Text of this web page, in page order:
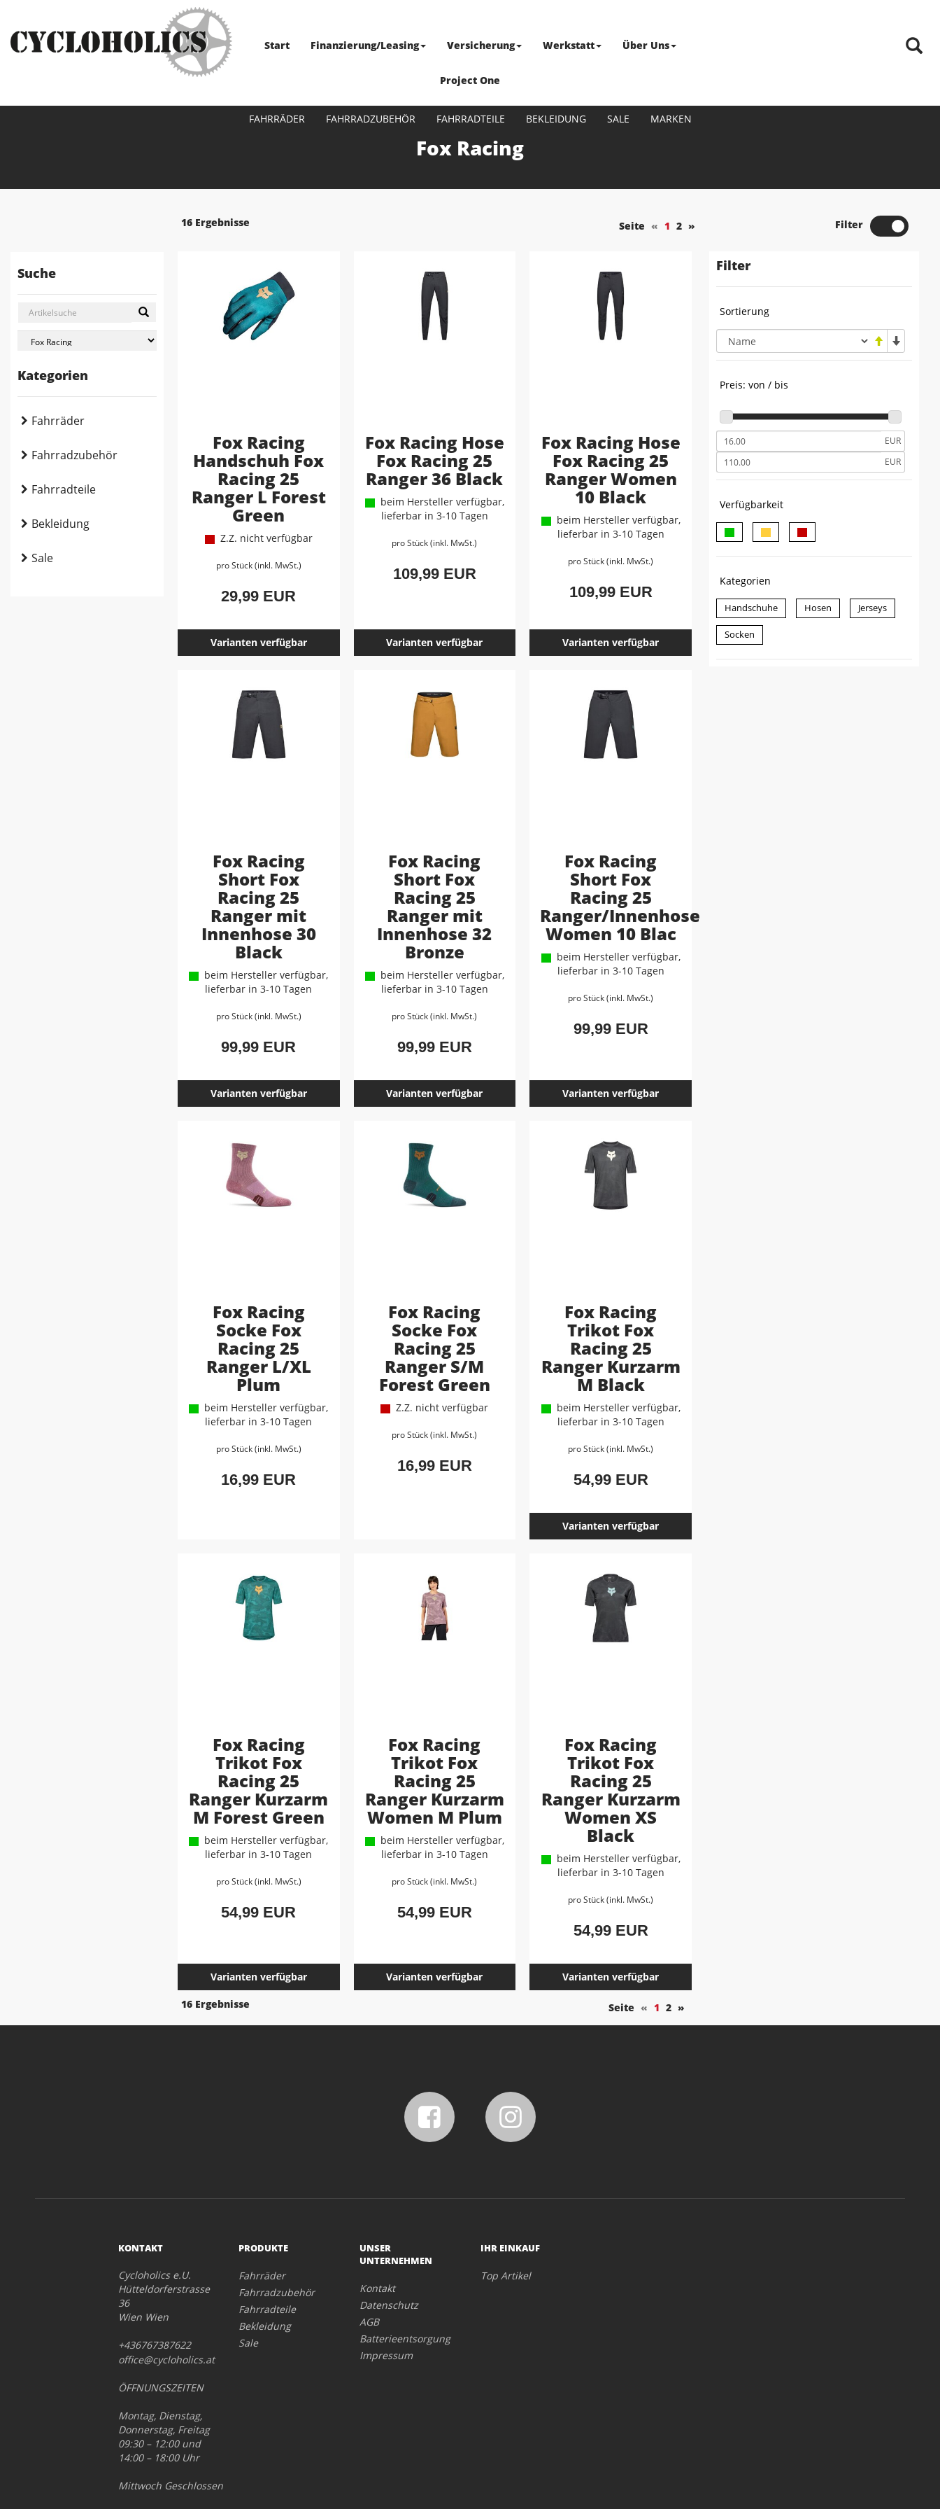
Start Finanzierung/Leasing Versicherung Werkstatt Über Uns
Project One
FAHRRÄDER FAHRRADZUBEHÖR FAHRRADTEILE BEKLEIDUNG SALE MARKEN
Fox Racing
Suche
Kategorien
Fahrräder
Fahrradzubehör
Fahrradteile
Bekleidung
Sale
Seite « 1 2 »
16 Ergebnisse Filter
Fox Racing
Handschuh Fox
Racing 25
Ranger L Forest
Green
Z.Z. nicht verfügbar
pro Stück (inkl. MwSt.)
29,99 EUR
Varianten verfügbar
Fox Racing Hose
Fox Racing 25
Ranger 36 Black
beim Hersteller verfügbar,
lieferbar in 3-10 Tagen
pro Stück (inkl. MwSt.)
109,99 EUR
Varianten verfügbar
Fox Racing Hose
Fox Racing 25
Ranger Women
10 Black
beim Hersteller verfügbar,
lieferbar in 3-10 Tagen
pro Stück (inkl. MwSt.)
109,99 EUR
Varianten verfügbar
Fox Racing
Short Fox
Racing 25
Ranger mit
Innenhose 30
Black
beim Hersteller verfügbar,
lieferbar in 3-10 Tagen
pro Stück (inkl. MwSt.)
99,99 EUR
Varianten verfügbar
Fox Racing
Short Fox
Racing 25
Ranger mit
Innenhose 32
Bronze
beim Hersteller verfügbar,
lieferbar in 3-10 Tagen
pro Stück (inkl. MwSt.)
99,99 EUR
Varianten verfügbar
Fox Racing
Short Fox
Racing 25
Ranger/Innenhose
Women 10 Blac
beim Hersteller verfügbar,
lieferbar in 3-10 Tagen
pro Stück (inkl. MwSt.)
99,99 EUR
Varianten verfügbar
Fox Racing
Socke Fox
Racing 25
Ranger L/XL
Plum
beim Hersteller verfügbar,
lieferbar in 3-10 Tagen
pro Stück (inkl. MwSt.)
16,99 EUR
Fox Racing
Socke Fox
Racing 25
Ranger S/M
Forest Green
Z.Z. nicht verfügbar
pro Stück (inkl. MwSt.)
16,99 EUR
Fox Racing
Trikot Fox
Racing 25
Ranger Kurzarm
M Black
beim Hersteller verfügbar,
lieferbar in 3-10 Tagen
pro Stück (inkl. MwSt.)
54,99 EUR
Varianten verfügbar
Fox Racing
Trikot Fox
Racing 25
Ranger Kurzarm
M Forest Green
beim Hersteller verfügbar,
lieferbar in 3-10 Tagen
pro Stück (inkl. MwSt.)
54,99 EUR
Varianten verfügbar
Fox Racing
Trikot Fox
Racing 25
Ranger Kurzarm
Women M Plum
beim Hersteller verfügbar,
lieferbar in 3-10 Tagen
pro Stück (inkl. MwSt.)
54,99 EUR
Varianten verfügbar
Fox Racing
Trikot Fox
Racing 25
Ranger Kurzarm
Women XS
Black
beim Hersteller verfügbar,
lieferbar in 3-10 Tagen
pro Stück (inkl. MwSt.)
54,99 EUR
Varianten verfügbar
Seite « 1 2 »
16 Ergebnisse
Filter
Sortierung
Preis: von / bis
EUR
EUR
Verfügbarkeit
Kategorien
Handschuhe Hosen Jerseys
Socken
KONTAKT
Cycloholics e.U.
Hütteldorferstrasse
36
Wien Wien
+436767387622
office@cycloholics.at
ÖFFNUNGSZEITEN
Montag, Dienstag,
Donnerstag, Freitag
09:30 – 12:00 und
14:00 – 18:00 Uhr
Mittwoch Geschlossen
PRODUKTE
Fahrräder
Fahrradzubehör
Fahrradteile
Bekleidung
Sale
UNSER
UNTERNEHMEN
Kontakt
Datenschutz
AGB
Batterieentsorgung
Impressum
IHR EINKAUF
Top Artikel